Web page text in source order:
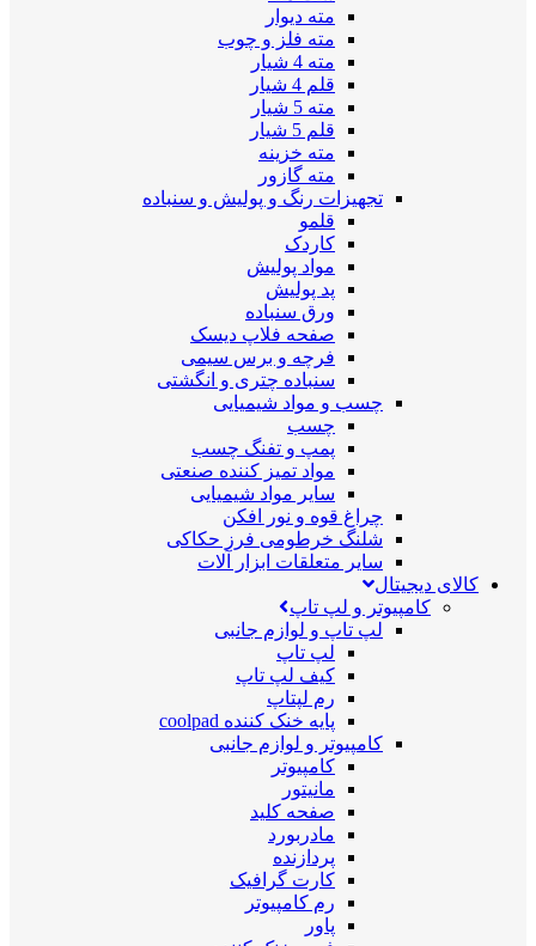
مته دیوار
مته فلز و چوب
مته 4 شیار
قلم 4 شیار
مته 5 شیار
قلم 5 شیار
مته خزینه
مته گازور
تجهیزات رنگ و پولیش و سنباده
قلمو
کاردک
مواد پولیش
پد پولیش
ورق سنباده
صفحه فلاپ دیسک
فرچه و برس سیمی
سنباده چتری و انگشتی
چسب و مواد شیمیایی
چسب
پمپ و تفنگ چسب
مواد تمیز کننده صنعتی
سایر مواد شیمیایی
چراغ قوه و نور افکن
شلنگ خرطومی فرز حکاکی
سایر متعلقات ابزار آلات
کالای دیجیتال
کامپیوتر و لپ تاپ
لپ تاپ و لوازم جانبی
لپ تاپ
کیف لپ تاپ
رم لپتاپ
پایه خنک کننده coolpad
کامپیوتر و لوازم جانبی
کامپیوتر
مانیتور
صفحه کلید
مادربورد
پردازنده
کارت گرافیک
رم کامپیوتر
پاور